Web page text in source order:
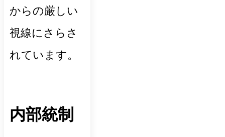
からの厳しい
視線にさらさ
れています。
内部統制